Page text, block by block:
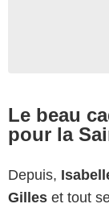
Le beau
pour la
Depuis,
Gilles et tout